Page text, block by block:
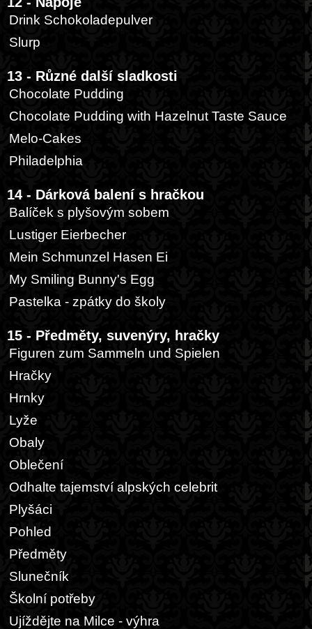
Drink Schokoladepulver
Slurp
13 - Různé další sladkosti
Chocolate Pudding
Chocolate Pudding with Hazelnut Taste Sauce
Melo-Cakes
Philadelphia
14 - Dárková balení s hračkou
Balíček s plyšovým sobem
Lustiger Eierbecher
Mein Schmunzel Hasen Ei
My Smiling Bunny's Egg
Pastelka - zpátky do školy
15 - Předměty, suvenýry, hračky
Figuren zum Sammeln und Spielen
Hračky
Hrnky
Lyže
Obaly
Oblečení
Odhalte tajemství alpských celebrit
Plyšáci
Pohled
Předměty
Slunečník
Školní potřeby
Ujíždějte na Milce - výhra